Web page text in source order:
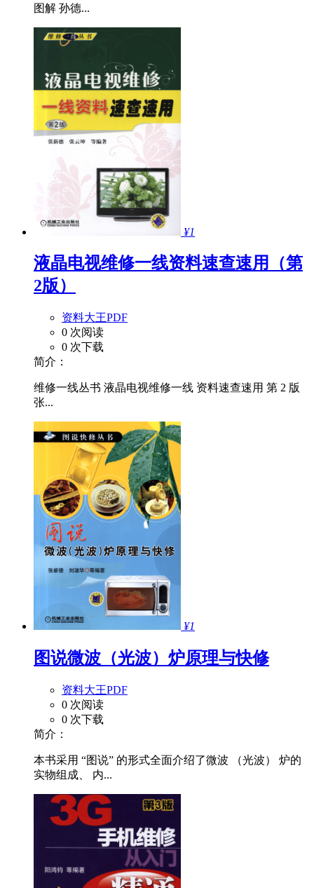
图解 孙德...
¥1
液晶电视维修一线资料速查速用（第
2版）
资料大王PDF
0 次阅读
0 次下载
简介：
维修一线丛书 液晶电视维修一线 资料速查速用 第 2 版
张...
¥1
图说微波（光波）炉原理与快修
资料大王PDF
0 次阅读
0 次下载
简介：
本书采用 “图说” 的形式全面介绍了微波 （光波） 炉的
实物组成、 内...